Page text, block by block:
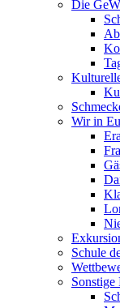
Die
Wir in
Schule
Sonstige